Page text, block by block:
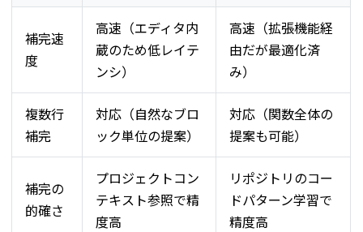
補完速
度
高速（エディタ内
蔵のため低レイテ
ンシ）
高速（拡張機能経
由だが最適化済
み）
複数行
補完
対応（自然なブロ
ック単位の提案）
対応（関数全体の
提案も可能）
補完の
的確さ
プロジェクトコン
テキスト参照で精
度高
リポジトリのコー
ドパターン学習で
精度高